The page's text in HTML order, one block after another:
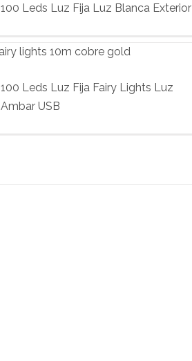
100 Leds Luz Fija Luz Blanca Exterior
100 Leds Luz Fija Fairy Lights Luz
Ambar USB